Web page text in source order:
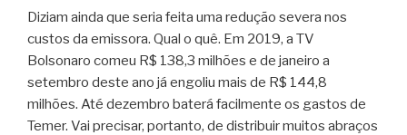
Diziam ainda que seria feita uma redução severa nos
custos da emissora. Qual o quê. Em 2019, a TV
Bolsonaro comeu R$ 138,3 milhões e de janeiro a
setembro deste ano já engoliu mais de R$ 144,8
milhões. Até dezembro baterá facilmente os gastos de
Temer. Vai precisar, portanto, de distribuir muitos abraços